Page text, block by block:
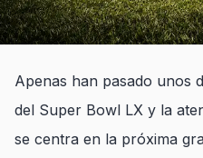
Apenas han pasado unos
del Super Bowl LX y la
se centra en la próxima